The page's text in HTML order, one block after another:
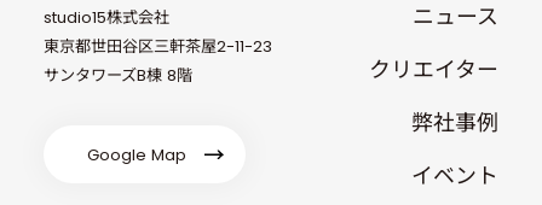
studio15株式会社
東京都世田谷区三軒茶屋2-11-23
サンタワーズB棟 8階
Google Map
ニュース
クリエイター
弊社事例
イベント